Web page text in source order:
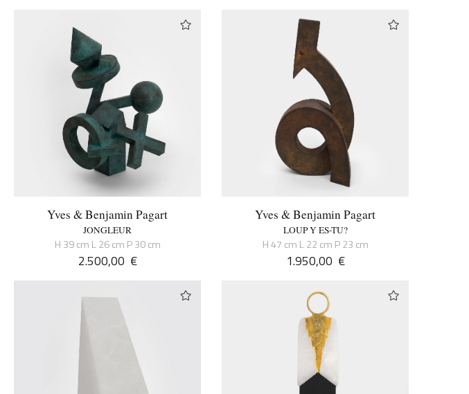
Yves & Benjamin Pagart
JONGLEUR
H 39 cm L 26 cm P 30 cm
2.500,00 €
Yves & Benjamin Pagart
LOUP Y ES-TU?
H 47 cm L 22 cm P 23 cm
1.950,00 €